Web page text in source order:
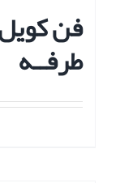
فن کویل
طرفــه